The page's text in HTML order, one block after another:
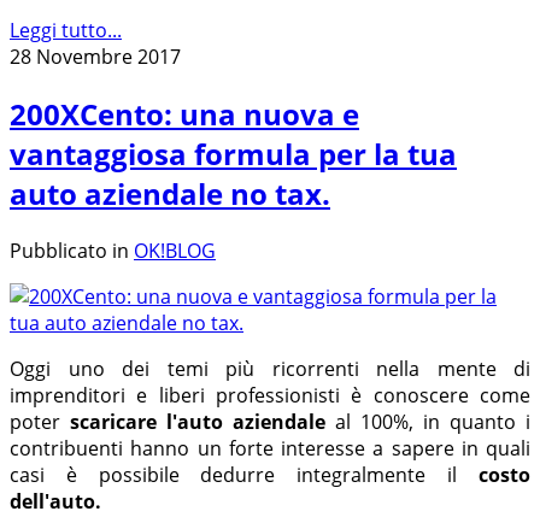
Leggi tutto...
28 Novembre 2017
200XCento: una nuova e
vantaggiosa formula per la tua
auto aziendale no tax.
Pubblicato in OK!BLOG
Oggi uno dei temi più ricorrenti nella mente di
imprenditori e liberi professionisti è conoscere come
poter scaricare l'auto aziendale al 100%, in quanto i
contribuenti hanno un forte interesse a sapere in quali
casi è possibile dedurre integralmente il costo
dell'auto.